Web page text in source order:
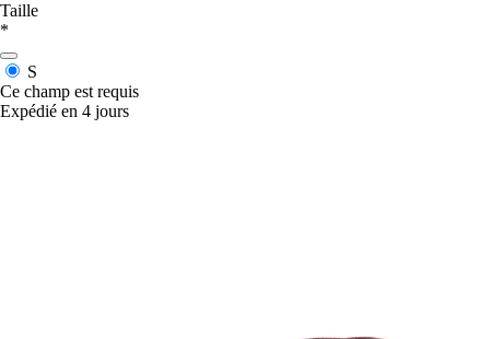
Taille
*
S
Ce champ est requis
Expédié en 4 jours